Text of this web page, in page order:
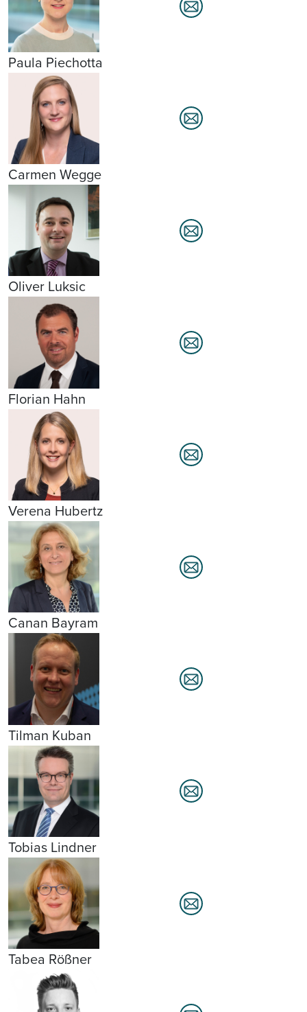
Paula Piechotta
Carmen Wegge
Oliver Luksic
Florian Hahn
Verena Hubertz
Canan Bayram
Tilman Kuban
Tobias Lindner
Tabea Rößner